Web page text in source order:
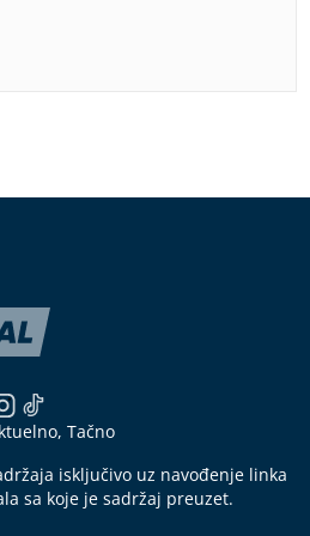
Tačno
isključivo uz navođenje linka
sa koje je sadržaj preuzet.